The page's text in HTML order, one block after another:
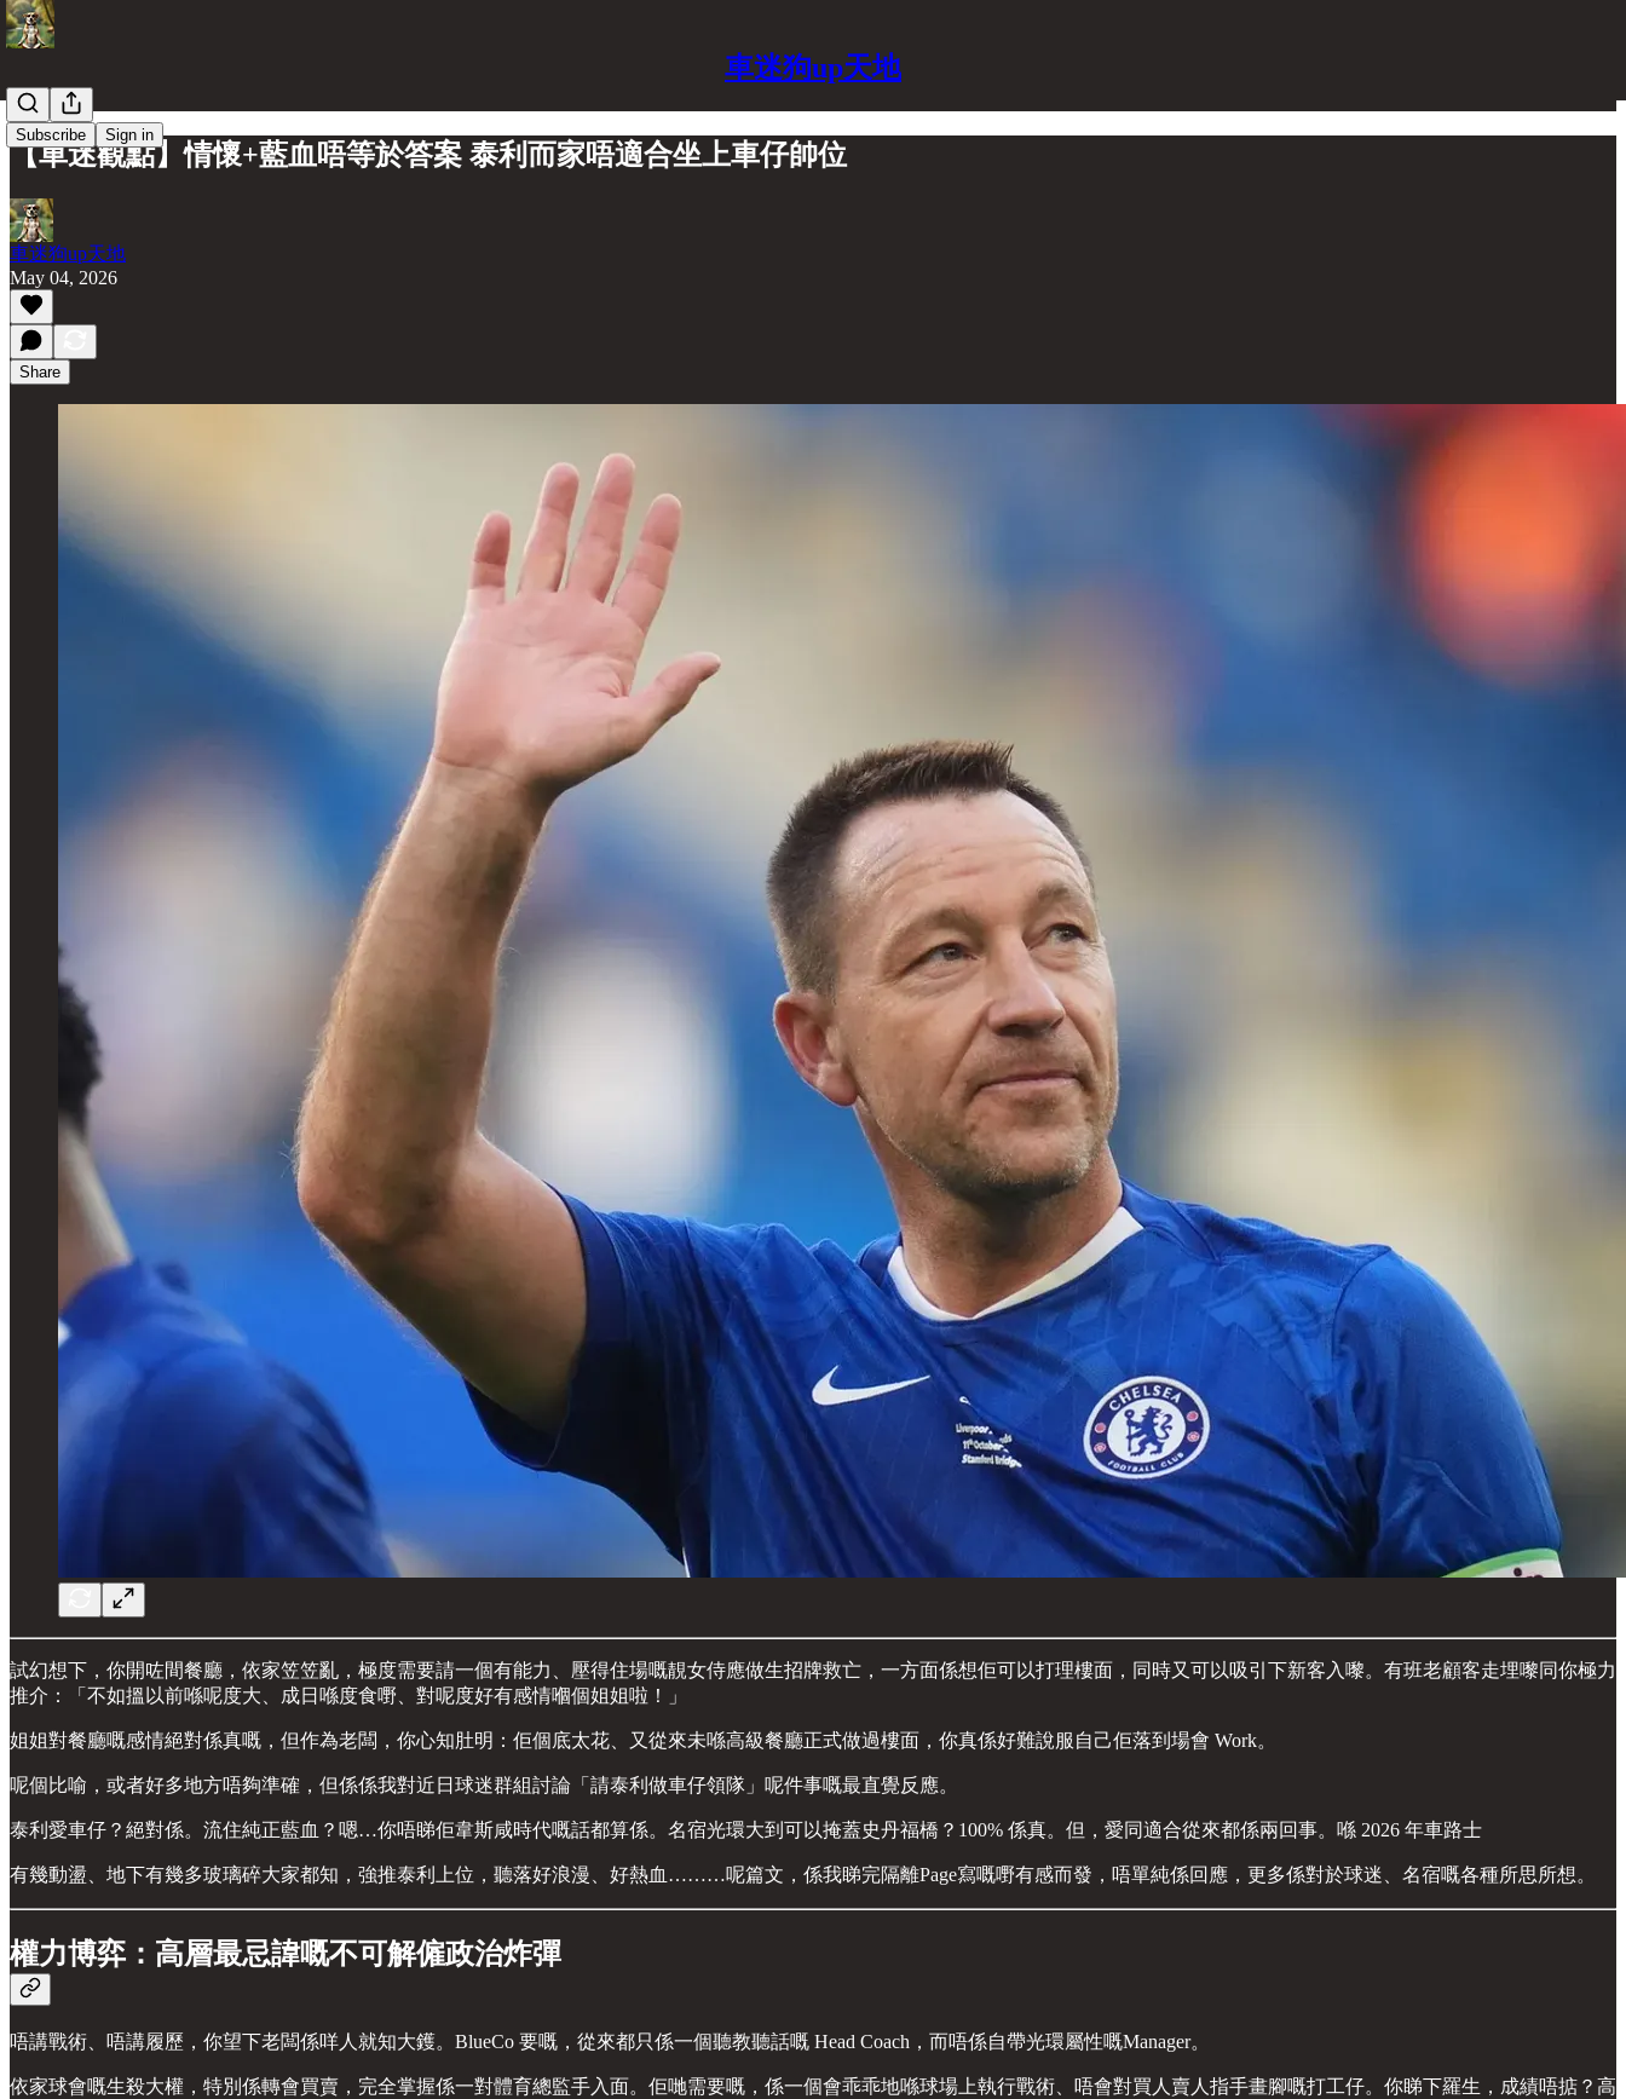
車迷狗up天地
Subscribe Sign in
【車迷觀點】情懷+藍血唔等於答案 泰利而家唔適合坐上車仔帥位
車迷狗up天地
May 04, 2026
Share
試幻想下，你開咗間餐廳，依家笠笠亂，極度需要請一個有能力、壓得住場嘅靚女侍應做生招牌救亡，一方面係想佢可以打理樓面，同時又可以吸引下新客入嚟。有班老顧客走埋嚟同你極力
推介：「不如搵以前喺呢度大、成日喺度食嘢、對呢度好有感情嗰個姐姐啦！」
姐姐對餐廳嘅感情絕對係真嘅，但作為老闆，你心知肚明：佢個底太花、又從來未喺高級餐廳正式做過樓面，你真係好難說服自己佢落到場會 Work。
呢個比喻，或者好多地方唔夠準確，但係係我對近日球迷群組討論「請泰利做車仔領隊」呢件事嘅最直覺反應。
泰利愛車仔？絕對係。流住純正藍血？嗯…你唔睇佢韋斯咸時代嘅話都算係。名宿光環大到可以掩蓋史丹福橋？100% 係真。但，愛同適合從來都係兩回事。喺 2026 年車路士
有幾動盪、地下有幾多玻璃碎大家都知，強推泰利上位，聽落好浪漫、好熱血………呢篇文，係我睇完隔離Page寫嘅嘢有感而發，唔單純係回應，更多係對於球迷、名宿嘅各種所思所想。
權力博弈：高層最忌諱嘅不可解僱政治炸彈
唔講戰術、唔講履歷，你望下老闆係咩人就知大鑊。BlueCo 要嘅，從來都只係一個聽教聽話嘅 Head Coach，而唔係自帶光環屬性嘅Manager。
依家球會嘅生殺大權，特別係轉會買賣，完全掌握係一對體育總監手入面。佢哋需要嘅，係一個會乖乖地喺球場上執行戰術、唔會對買人賣人指手畫腳嘅打工仔。你睇下羅生，成績唔掂？高